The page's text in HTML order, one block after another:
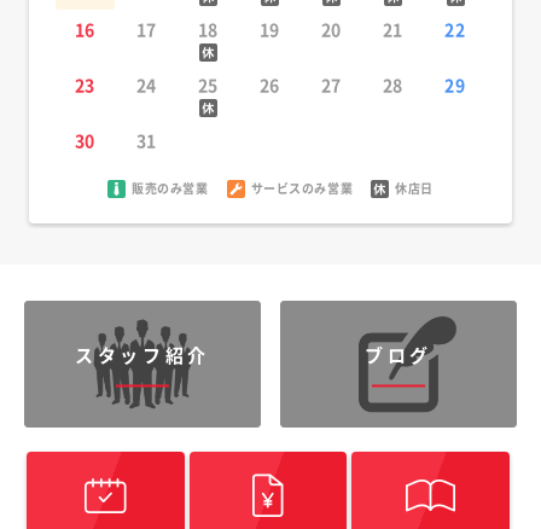
16 17 18 19 20 21 22
23 24 25 26 27 28 29
30 31
販売のみ営業 サービスのみ営業 休店日
スタッフ紹介 ブログ